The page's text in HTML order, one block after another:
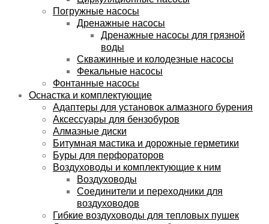
Погружные насосы
Дренажные насосы
Дренажные насосы для грязной
воды
Скважинные и колодезные насосы
Фекальные насосы
Фонтанные насосы
Оснастка и комплектующие
Адаптеры для установок алмазного бурения
Аксессуары для бензобуров
Алмазные диски
Битумная мастика и дорожные герметики
Буры для перфораторов
Воздуховоды и комплектующие к ним
Воздуховоды
Соединители и переходники для
воздуховодов
Гибкие воздуховоды для тепловых пушек